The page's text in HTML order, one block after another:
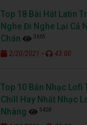
Top 18 Bài Hát Latin
Nghe Đi Nghe Lại Cả
Chán
3665
2/20/2021 - 43:00
Top 10 Bản Nhạc Lofi
Chill Hay Nhất Nhạc
Nhàng
5428